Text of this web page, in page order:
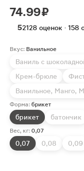
74.99 ₽
52128 оценок · 158
Вкус: Ванильное
Ваниль с
Крем-брюле
Ванильное, Манго,
Форма: брикет
брикет батончик
Вес, кг: 0,07
0,07 0,08 0,09